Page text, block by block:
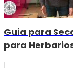
Guía para
para